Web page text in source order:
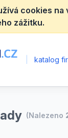
cookies na
zážitku.
katalog
(Nalezeno